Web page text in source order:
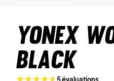
Yonex
Black